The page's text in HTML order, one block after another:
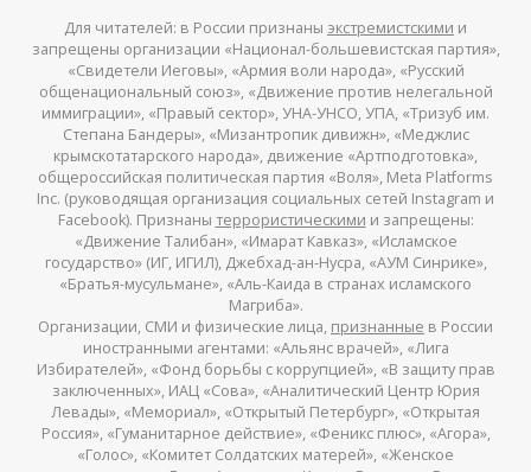
Для читателей: в России признаны экстремистскими и
запрещены организации «Национал-большевистская партия»,
«Свидетели Иеговы», «Армия воли народа», «Русский
общенациональный союз», «Движение против нелегальной
иммиграции», «Правый сектор», УНА-УНСО, УПА, «Тризуб им.
Степана Бандеры», «Мизантропик дивижн», «Меджлис
крымскотатарского народа», движение «Артподготовка»,
общероссийская политическая партия «Воля», Meta Platforms
Inc. (руководящая организация социальных сетей Instagram и
Facebook). Признаны террористическими и запрещены:
«Движение Талибан», «Имарат Кавказ», «Исламское
государство» (ИГ, ИГИЛ), Джебхад-ан-Нусра, «АУМ Синрике»,
«Братья-мусульмане», «Аль-Каида в странах исламского
Магриба».
Организации, СМИ и физические лица, признанные в России
иностранными агентами: «Альянс врачей», «Лига
Избирателей», «Фонд борьбы с коррупцией», «В защиту прав
заключенных», ИАЦ «Сова», «Аналитический Центр Юрия
Левады», «Мемориал», «Открытый Петербург», «Открытая
Россия», «Гуманитарное действие», «Феникс плюс», «Агора»,
«Голос», «Комитет Солдатских матерей», «Женское